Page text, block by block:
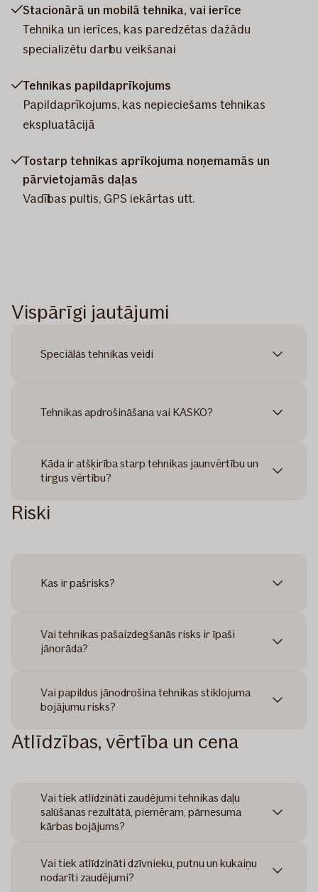
Stacionārā un mobilā tehnika, vai ierīce
Tehnika un ierīces, kas paredzētas dažādu
specializētu darbu veikšanai
Tehnikas papildaprīkojums
Papildaprīkojums, kas nepieciešams tehnikas
ekspluatācijā
Tostarp tehnikas aprīkojuma noņemamās un
pārvietojamās daļas
Vadības pultis, GPS iekārtas utt.
Vispārīgi jautājumi
Speciālās tehnikas veidi
Tehnikas apdrošināšana vai KASKO?
Kāda ir atšķirība starp tehnikas jaunvērtību un
tirgus vērtību?
Riski
Kas ir pašrisks?
Vai tehnikas pašaizdegšanās risks ir īpaši
jānorāda?
Vai papildus jānodrošina tehnikas stiklojuma
bojājumu risks?
Atlīdzības, vērtība un cena
Vai tiek atlīdzināti zaudējumi tehnikas daļu
salūšanas rezultātā, piemēram, pārnesuma
kārbas bojājums?
Vai tiek atlīdzināti dzīvnieku, putnu un kukaiņu
nodarīti zaudējumi?